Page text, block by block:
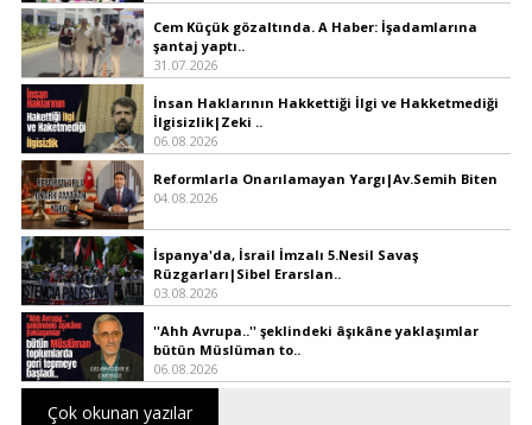
Cem Küçük gözaltında. A Haber: İşadamlarına
şantaj yaptı..
31.07.2026
İnsan Haklarının Hakkettiği İlgi ve Hakketmediği
İlgisizlik|Zeki ..
06.08.2026
Reformlarla Onarılamayan Yargı|Av.Semih Biten
04.08.2026
İspanya'da, İsrail İmzalı 5.Nesil Savaş
Rüzgarları|Sibel Erarslan..
03.08.2026
''Ahh Avrupa..'' şeklindeki âşıkâne yaklaşımlar
bütün Müslüman to..
06.08.2026
Çok okunan yazılar